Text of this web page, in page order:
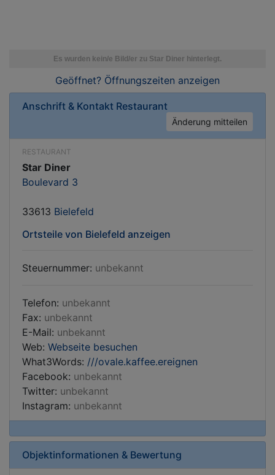
Geöffnet? Öffnungszeiten anzeigen
Anschrift & Kontakt Restaurant
Änderung mitteilen
RESTAURANT
Star Diner
Boulevard 3
33613 Bielefeld
Ortsteile von Bielefeld anzeigen
Steuernummer: unbekannt
Telefon: unbekannt
Fax: unbekannt
E-Mail: unbekannt
Web: Webseite besuchen
What3Words: ///ovale.kaffee.ereignen
Facebook: unbekannt
Twitter: unbekannt
Instagram: unbekannt
Objektinformationen & Bewertung